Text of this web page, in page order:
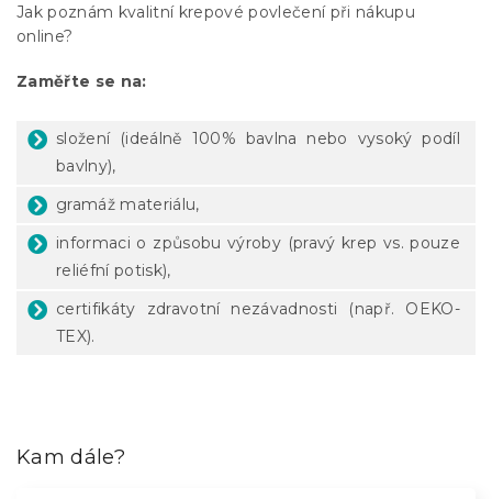
Jak poznám kvalitní krepové povlečení při nákupu
online?
Zaměřte se na:
složení (ideálně 100% bavlna nebo vysoký podíl
bavlny),
gramáž materiálu,
informaci o způsobu výroby (pravý krep vs. pouze
reliéfní potisk),
certifikáty zdravotní nezávadnosti (např. OEKO-
TEX).
Kam dále?